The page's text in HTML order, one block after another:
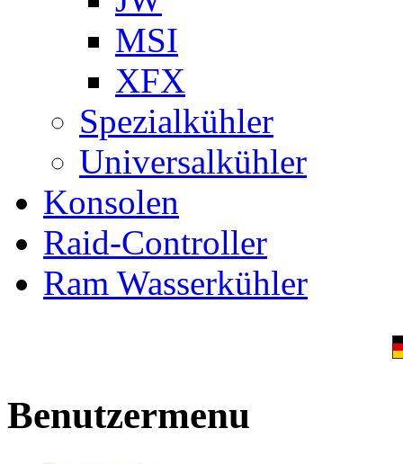
MSI
XFX
Spezialkühler
Universalkühler
Konsolen
Raid-Controller
Ram Wasserkühler
Benutzermenu